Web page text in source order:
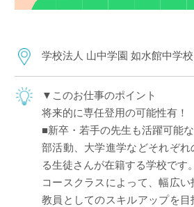
学校法人 山中学園 如水館中学
▼このお仕事のポイント
将来的に専任登用の可能性有！
■新卒・若手の先生も活躍可能
部活動、大学進学などそれぞ
る生徒さんが在籍する学校です。
コースクラスによって、幅広い
教員としてのスキルアップを